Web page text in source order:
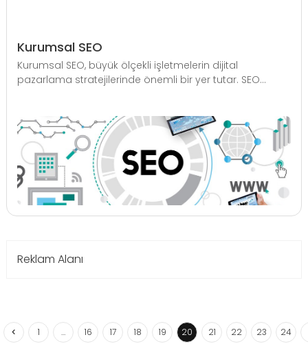
Kurumsal SEO
Kurumsal SEO, büyük ölçekli işletmelerin dijital
pazarlama stratejilerinde önemli bir yer tutar. SEO...
Reklam Alanı
1 … 16 17 18 19 20 21 22 23 24